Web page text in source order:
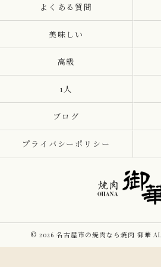
よくある質問
美味しい
高級
1人
ブログ
プライバシーポリシー
© 2026 名古屋市の焼肉なら焼肉 御華